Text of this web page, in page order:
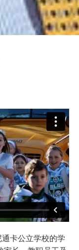
卡公立学校的学